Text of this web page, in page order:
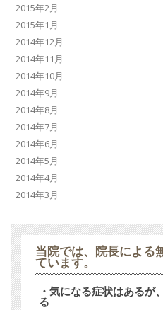
2015年2月
2015年1月
2014年12月
2014年11月
2014年10月
2014年9月
2014年8月
2014年7月
2014年6月
2014年5月
2014年4月
2014年3月
当院では、 院長による
ています。
・気になる症状はあるが
る